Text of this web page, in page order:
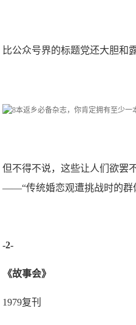
比公众号界的标题党还大胆和
但不得不说，这些让人们欲罢
——“传统婚恋观遭挑战时的群
-2-
《故事会》
1979复刊